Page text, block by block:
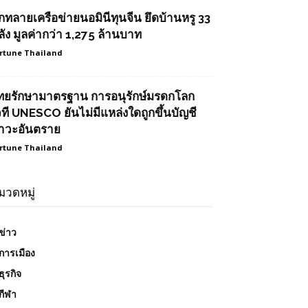
ทลายเครือข่ายนอมินีทุนจีน ยึดบ้านหรู 33
ง มูลค่ากว่า 1,275 ล้านบาท
Thailand
ยรักษามาตรฐาน การอนุรักษ์มรดกโลก
ที UNESCO ยันไม่มีแหล่งใดถูกขึ้นบัญชี
วะอันตราย
Thailand
วดหมู่
าว
ารเมือง
ธุรกิจ
ฬา